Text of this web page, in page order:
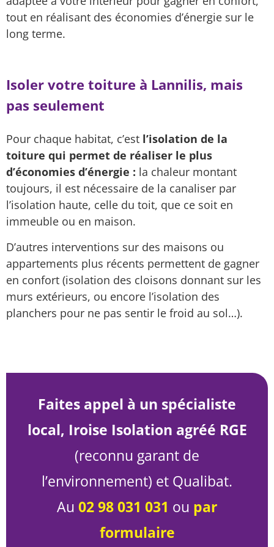
tout en réalisant des économies d’énergie sur le
long terme.
Isoler votre toiture à Lannilis, mais
pas seulement
Pour chaque habitat, c’est l’isolation de la
toiture qui permet de réaliser le plus
d’économies d’énergie : la chaleur montant
toujours, il est nécessaire de la canaliser par
l’isolation haute, celle du toit, que ce soit en
immeuble ou en maison.
D’autres interventions sur des maisons ou
appartements plus récents permettent de gagner
en confort (isolation des cloisons donnant sur les
murs extérieurs, ou encore l’isolation des
planchers pour ne pas sentir le froid au sol…).
Faites appel à un spécialiste
local, Iroise Isolation agréé RGE
(reconnu garant de
l’environnement) et Qualibat.
Au 02 98 031 031 ou par
formulaire